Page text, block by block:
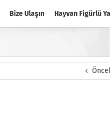
Bize Ulaşın Hayvan Figürlü